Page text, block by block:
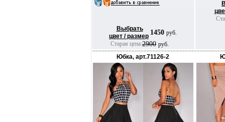
Выбрать
цвет / размер 1450 руб.
Старая цена:2900 руб.
Юбка, арт.71126-2